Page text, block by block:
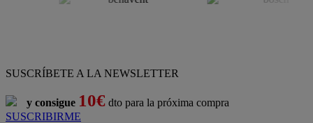
SUSCRÍBETE A LA NEWSLETTER
y consigue 10€ dto para la próxima compra
SUSCRIBIRME